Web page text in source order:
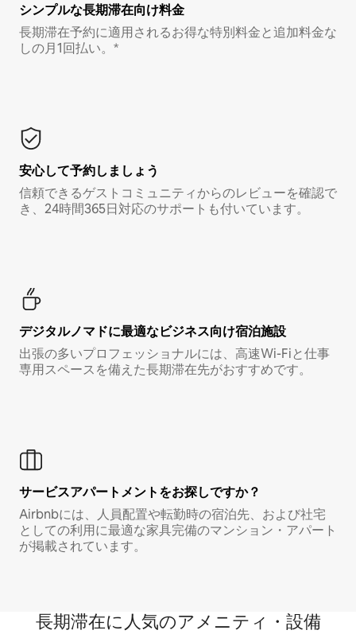
シンプルな長期滞在向け料金
長期滞在予約に適用されるお得な特別料金と追加料金な
しの月1回払い。*
安心して予約しましょう
信頼できるゲストコミュニティからのレビューを確認で
き、24時間365日対応のサポートも付いています。
デジタルノマド⁠に最⁠適⁠なビ⁠ジ⁠ネ⁠ス⁠向⁠け宿⁠泊⁠施⁠設
出張の多いプロフェッショナルには、高速Wi-Fiと仕事
専用スペースを備えた長期滞在先がおすすめです。
サービスアパートメントをお探しですか？
Airbnbには、人員配置や転勤時の宿泊先、および社宅
としての利用に最適な家具完備のマンション・アパート
が掲載されています。
長期滞在に人気のアメニティ・設備